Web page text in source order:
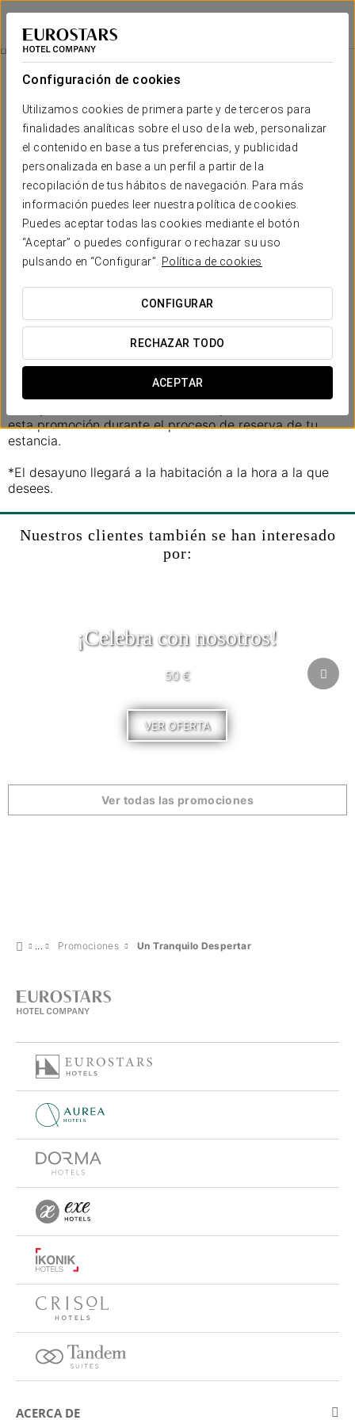
Configuración de cookies
Utilizamos cookies de primera parte y de terceros para
finalidades analíticas sobre el uso de la web, personalizar
el contenido en base a tus preferencias, y publicidad
personalizada en base a un perfil a partir de la
recopilación de tus hábitos de navegación. Para más
información puedes leer nuestra política de cookies.
Puedes aceptar todas las cookies mediante el botón
“Aceptar” o puedes configurar o rechazar su uso
pulsando en “Configurar”.
Política de cookies
CONFIGURAR
RECHAZAR TODO
ACEPTAR
Áurea Catedral
GRANADA
Un Tranquilo Despertar
25 € por persona
Un tranquilo despertar
Comienza el día con un delicioso desayuno en la
Disfruta de una amplia variedad de productos; café,
zumo de naranja, cava, yogures, quesos, embutidos,
fruta de temporada entera y cortada, y una selección de
esta promoción durante el proceso de reserva de tu
estancia.
*El desayuno llegará a la habitación a la hora a la que
desees.
Nuestros clientes también se han interesado
por:
¡Celebra con nosotros!
50 €
VER OFERTA
Ver todas las promociones
Promociones Un Tranquilo Despertar
ACERCA DE